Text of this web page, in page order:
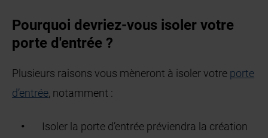
Pourquoi devriez-vous isoler votre
porte d'entrée ?
Plusieurs raisons vous mèneront à isoler votre porte
d’entrée, notamment :
Isoler la porte d’entrée préviendra la création